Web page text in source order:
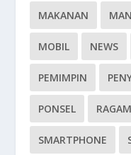
MAKANAN
MOBIL NEWS
PEMIMPIN
PONSEL RAGAM
SMARTPHONE